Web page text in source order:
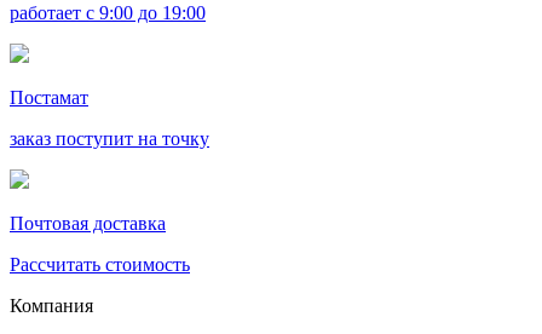
работает с 9:00 до 19:00
Постамат
заказ поступит на точку
Почтовая доставка
Рассчитать стоимость
Компания